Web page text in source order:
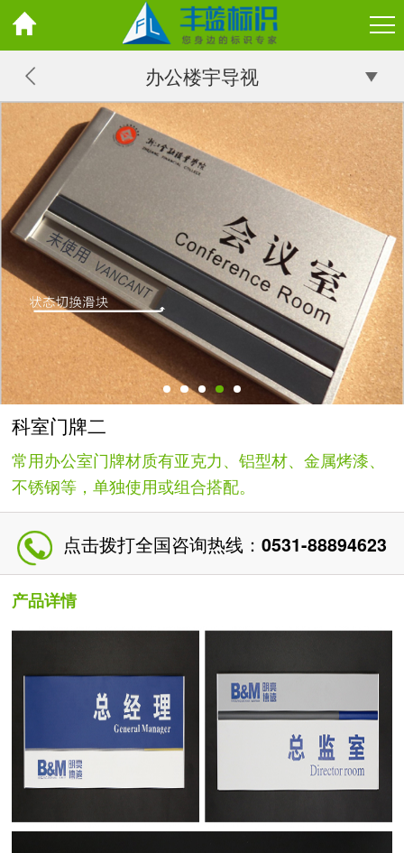
办公楼宇导视
科室门牌二
常用办公室门牌材质有亚克力、铝型材、金属烤漆、
不锈钢等，单独使用或组合搭配。
点击拨打全国咨询热线： 0531-88894623
产品详情